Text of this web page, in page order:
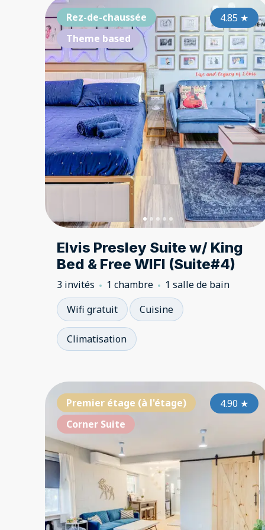
Rez-de-chaussée
Theme based
4.85 ★
Elvis Presley Suite w/ King
Bed & Free WIFI (Suite#4)
3 invités 1 chambre
1 salle de bain
Wifi gratuit
Cuisine
Climatisation
Premier étage (à l'étage)
Corner Suite
4.90 ★